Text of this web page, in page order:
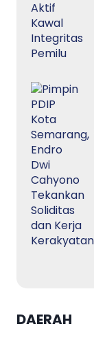
DAERAH